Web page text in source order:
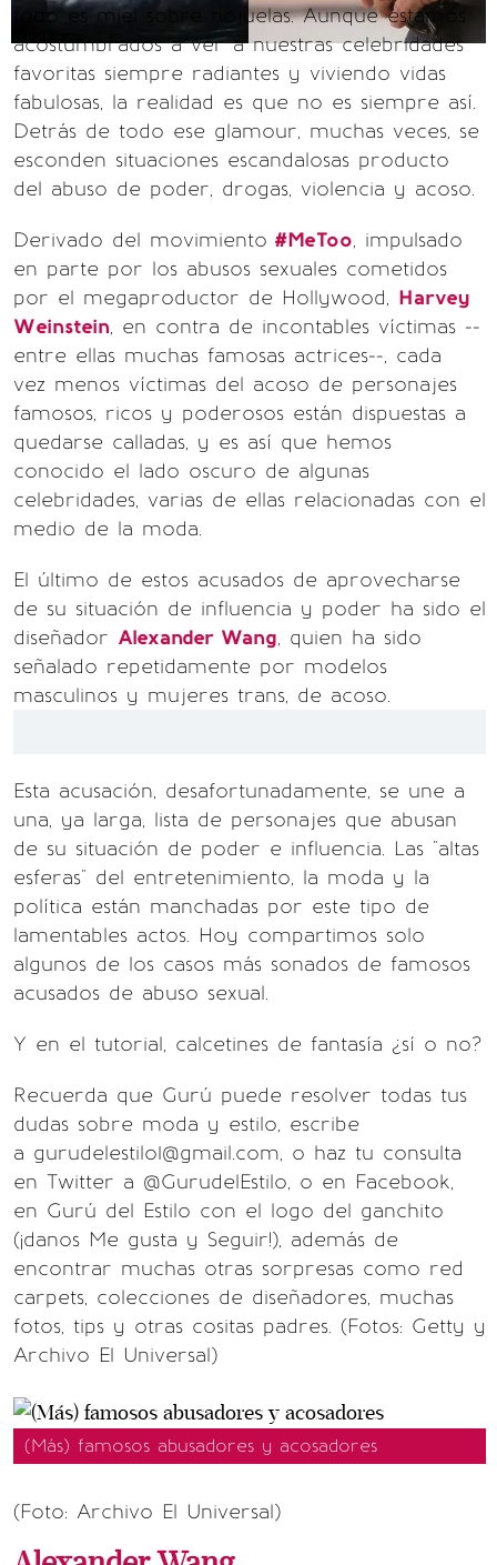
todo es miel sobre hojuelas. Aunque estamos
acostumbrados a ver a nuestras celebridades
favoritas siempre radiantes y viviendo vidas
fabulosas, la realidad es que no es siempre así.
Detrás de todo ese glamour, muchas veces, se
esconden situaciones escandalosas producto
del abuso de poder, drogas, violencia y acoso.
Derivado del movimiento #MeToo, impulsado
en parte por los abusos sexuales cometidos
por el megaproductor de Hollywood, Harvey
Weinstein, en contra de incontables víctimas --
entre ellas muchas famosas actrices--, cada
vez menos víctimas del acoso de personajes
famosos, ricos y poderosos están dispuestas a
quedarse calladas, y es así que hemos
conocido el lado oscuro de algunas
celebridades, varias de ellas relacionadas con el
medio de la moda.
El último de estos acusados de aprovecharse
de su situación de influencia y poder ha sido el
diseñador Alexander Wang, quien ha sido
señalado repetidamente por modelos
masculinos y mujeres trans, de acoso.
Esta acusación, desafortunadamente, se une a
una, ya larga, lista de personajes que abusan
de su situación de poder e influencia. Las "altas
esferas" del entretenimiento, la moda y la
política están manchadas por este tipo de
lamentables actos. Hoy compartimos solo
algunos de los casos más sonados de famosos
acusados de abuso sexual.
Y en el tutorial, calcetines de fantasía ¿sí o no?
Recuerda que Gurú puede resolver todas tus
dudas sobre moda y estilo, escribe
a gurudelestilo1@gmail.com, o haz tu consulta
en Twitter a @GurudelEstilo, o en Facebook,
en Gurú del Estilo con el logo del ganchito
(¡danos Me gusta y Seguir!), además de
encontrar muchas otras sorpresas como red
carpets, colecciones de diseñadores, muchas
fotos, tips y otras cositas padres. (Fotos: Getty y
Archivo El Universal)
(Más) famosos abusadores y acosadores
(Foto: Archivo El Universal)